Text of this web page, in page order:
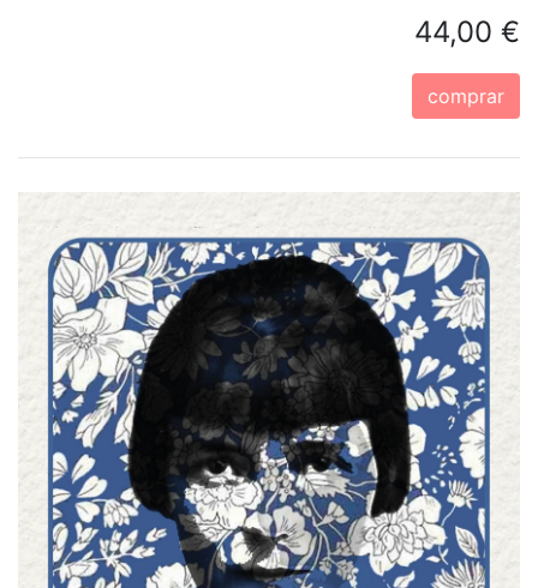
44,00 €
comprar